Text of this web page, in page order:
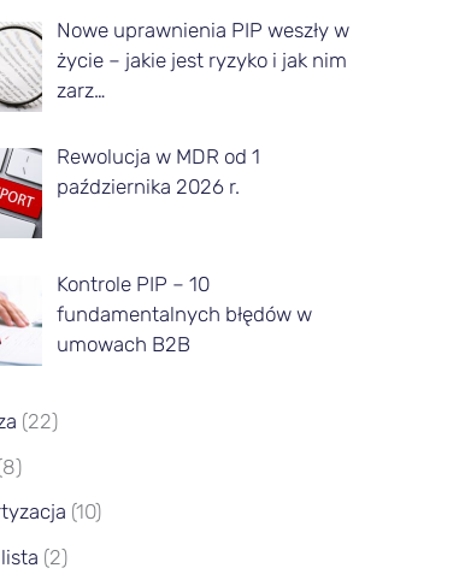
Nowe uprawnienia PIP weszły w
życie – jakie jest ryzyko i jak nim
zarz…
Rewolucja w MDR od 1
października 2026 r.
Kontrole PIP – 10
fundamentalnych błędów w
umowach B2B
(22)
(10)
lista (2)